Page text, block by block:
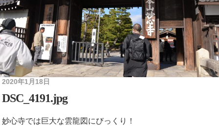
2020年1月18日
DSC_4191.jpg
妙心寺では巨大な雲龍図にびっくり！